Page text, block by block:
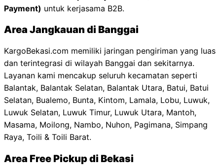
Payment) untuk kerjasama B2B.
Area Jangkauan di Banggai
KargoBekasi.com memiliki jaringan pengiriman yang luas
dan terintegrasi di wilayah Banggai dan sekitarnya.
Layanan kami mencakup seluruh kecamatan seperti
Balantak, Balantak Selatan, Balantak Utara, Batui, Batui
Selatan, Bualemo, Bunta, Kintom, Lamala, Lobu, Luwuk,
Luwuk Selatan, Luwuk Timur, Luwuk Utara, Mantoh,
Masama, Moilong, Nambo, Nuhon, Pagimana, Simpang
Raya, Toili & Toili Barat.
Area Free Pickup di Bekasi